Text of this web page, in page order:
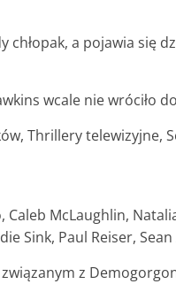
a pojawia się
wcale nie wróciło
Thrillery telewizyjne,
McLaughlin,
Sink, Paul Reiser,
z